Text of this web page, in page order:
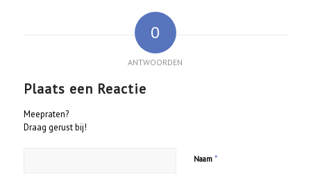
0
ANTWOORDEN
Plaats een Reactie
Meepraten?
Draag gerust bij!
Naam *